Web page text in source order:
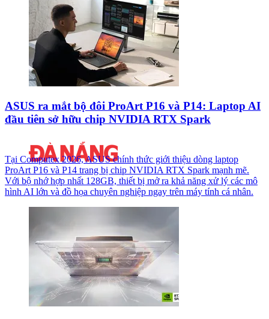
ASUS ra mắt bộ đôi ProArt P16 và P14: Laptop AI
đầu tiên sở hữu chip NVIDIA RTX Spark
Tại Computex 2026, ASUS chính thức giới thiệu dòng laptop
ProArt P16 và P14 trang bị chip NVIDIA RTX Spark mạnh mẽ.
Với bộ nhớ hợp nhất 128GB, thiết bị mở ra khả năng xử lý các mô
hình AI lớn và đồ họa chuyên nghiệp ngay trên máy tính cá nhân.